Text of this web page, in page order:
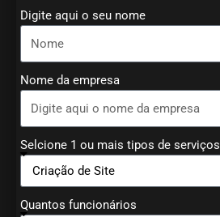
Digite aqui o seu nome
Nome da empresa
Selcione 1 ou mais tipos de serviços
Quantos funcionários